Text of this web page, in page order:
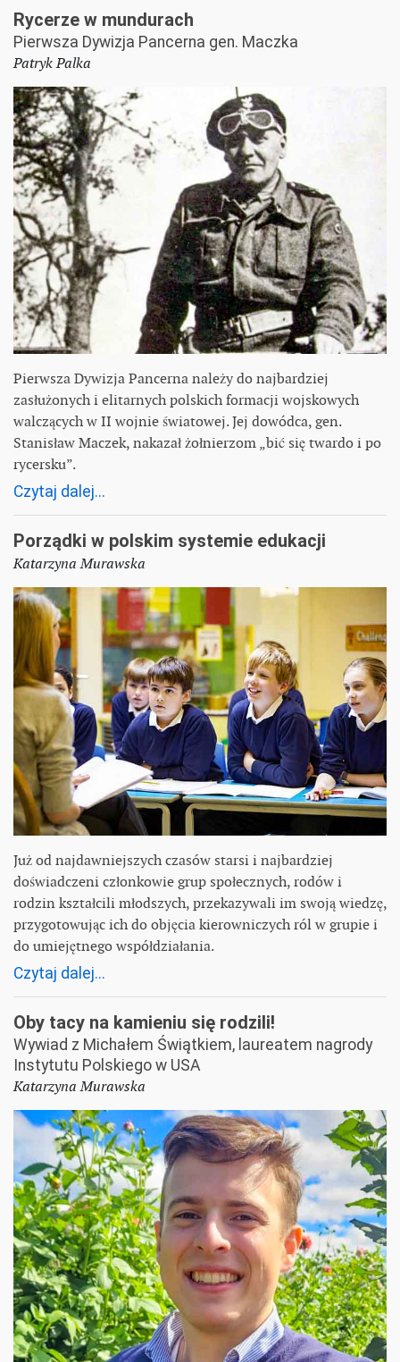
Rycerze w mundurach
Pierwsza Dywizja Pancerna gen. Maczka
Patryk Palka
Pierwsza Dywizja Pancerna należy do najbardziej
zasłużonych i elitarnych polskich formacji wojskowych
walczących w II wojnie światowej. Jej dowódca, gen.
Stanisław Maczek, nakazał żołnierzom „bić się twardo i po
rycersku”.
Czytaj dalej...
Porządki w polskim systemie edukacji
Katarzyna Murawska
Już od najdawniejszych czasów starsi i najbardziej
doświadczeni członkowie grup społecznych, rodów i
rodzin kształcili młodszych, przekazywali im swoją wiedzę,
przygotowując ich do objęcia kierowniczych ról w grupie i
do umiejętnego współdziałania.
Czytaj dalej...
Oby tacy na kamieniu się rodzili!
Wywiad z Michałem Świątkiem, laureatem nagrody
Instytutu Polskiego w USA
Katarzyna Murawska